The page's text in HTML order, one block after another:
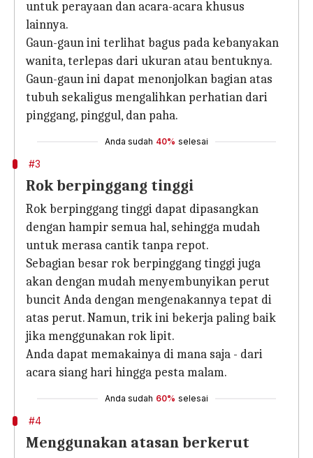
untuk perayaan dan acara-acara khusus
lainnya.
Gaun-gaun ini terlihat bagus pada kebanyakan
wanita, terlepas dari ukuran atau bentuknya.
Gaun-gaun ini dapat menonjolkan bagian atas
tubuh sekaligus mengalihkan perhatian dari
pinggang, pinggul, dan paha.
Anda sudah 40% selesai
#3
Rok berpinggang tinggi
Rok berpinggang tinggi dapat dipasangkan
dengan hampir semua hal, sehingga mudah
untuk merasa cantik tanpa repot.
Sebagian besar rok berpinggang tinggi juga
akan dengan mudah menyembunyikan perut
buncit Anda dengan mengenakannya tepat di
atas perut. Namun, trik ini bekerja paling baik
jika menggunakan rok lipit.
Anda dapat memakainya di mana saja - dari
acara siang hari hingga pesta malam.
Anda sudah 60% selesai
#4
Menggunakan atasan berkerut